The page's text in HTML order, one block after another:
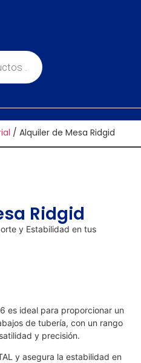
/ Alquiler de Mesa Ridgid
Ridgid
y Estabilidad en tus
es ideal para proporcionar un
de tubería, con un rango
y precisión.
y asegura la estabilidad en